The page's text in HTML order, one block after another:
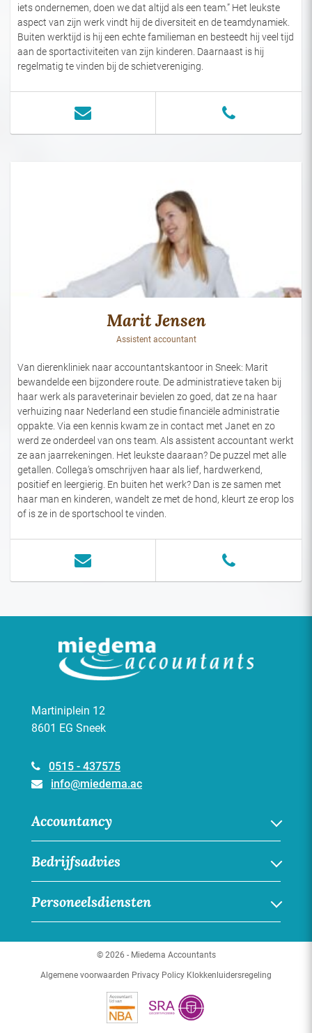
iets ondernemen, doen we dat altijd als een team.” Het leukste
aspect van zijn werk vindt hij de diversiteit en de teamdynamiek.
Buiten werktijd is hij een echte familieman en besteedt hij veel tijd
aan de sportactiviteiten van zijn kinderen. Daarnaast is hij
regelmatig te vinden bij de schietvereniging.
Marit Jensen
Assistent accountant
Van dierenkliniek naar accountantskantoor in Sneek: Marit
bewandelde een bijzondere route. De administratieve taken bij
haar werk als paraveterinair bevielen zo goed, dat ze na haar
verhuizing naar Nederland een studie financiële administratie
oppakte. Via een kennis kwam ze in contact met Janet en zo
werd ze onderdeel van ons team. Als assistent accountant werkt
ze aan jaarrekeningen. Het leukste daaraan? De puzzel met alle
getallen. Collega’s omschrijven haar als lief, hardwerkend,
positief en leergierig. En buiten het werk? Dan is ze samen met
haar man en kinderen, wandelt ze met de hond, kleurt ze erop los
of is ze in de sportschool te vinden.
Martiniplein 12
8601 EG Sneek
0515 - 437575
info@miedema.ac
Accountancy
Financiële administratie
Jaarrekening
Overige accountancydiensten
Bedrijfsadvies
Bedrijfsadvies
Managementadvies
Personeelsdiensten
Arbeidsomstandigheden
Salarisadministratie
Personeel en organisatie
© 2026 - Miedema Accountants
Algemene voorwaarden Privacy Policy Klokkenluidersregeling